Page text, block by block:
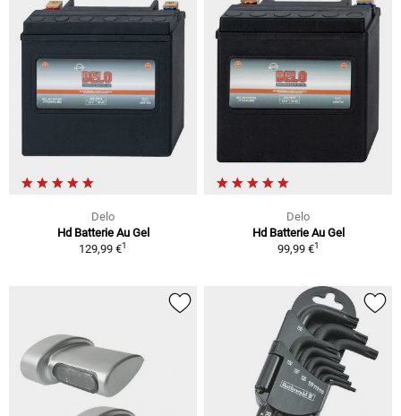
Delo
Hd Batterie Au Gel
129,99 €1
Delo
Hd Batterie Au Gel
99,99 €1